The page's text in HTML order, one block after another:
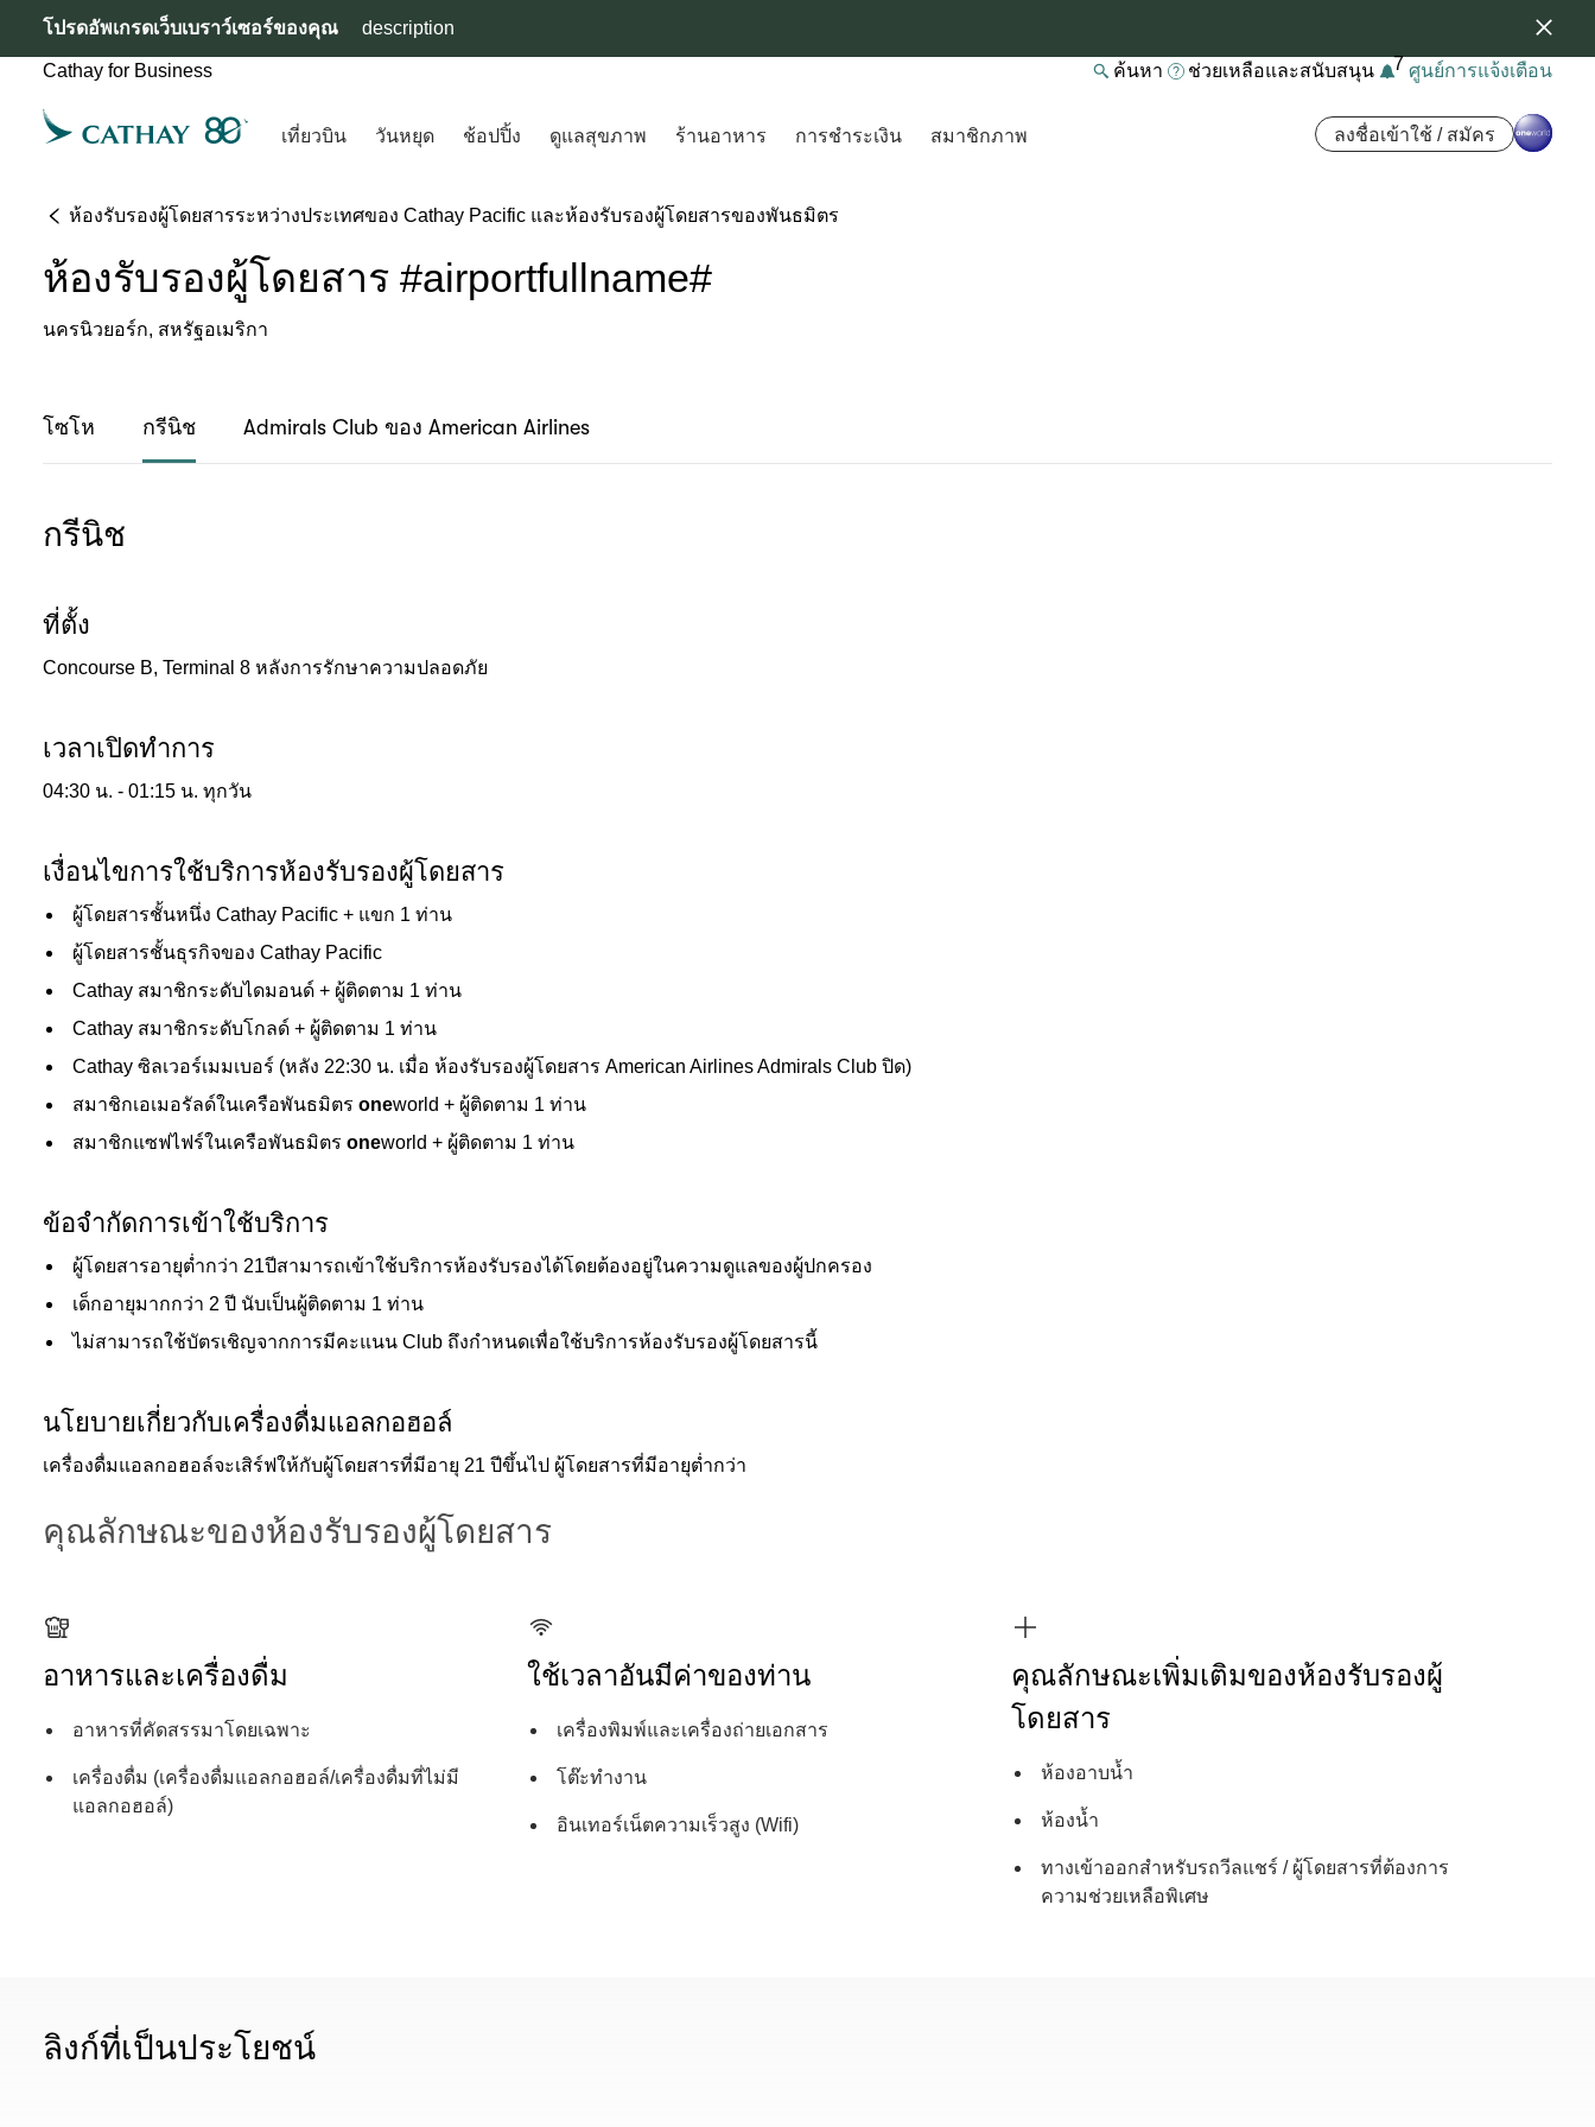
โปรดอัพเกรดเว็บเบราว์เซอร์ของคุณ description
Cathay for Business ค้นหา ช่วยเหลือและสนับสนุน 7 ศูนย์การแจ้งเตือน
เที่ยวบิน วันหยุด ช้อปปิ้ง ดูแลสุขภาพ ร้านอาหาร การชำระเงิน สมาชิกภาพ ลงชื่อเข้าใช้ / สมัคร
ห้องรับรองผู้โดยสารระหว่างประเทศของ Cathay Pacific และห้องรับรองผู้โดยสารของพันธมิตร
ห้องรับรองผู้โดยสาร #airportfullname#
นครนิวยอร์ก, สหรัฐอเมริกา
โซโห กรีนิช Admirals Club ของ American Airlines
กรีนิช
ที่ตั้ง
Concourse B, Terminal 8 หลังการรักษาความปลอดภัย
เวลาเปิดทำการ
04:30 น. - 01:15 น. ทุกวัน
เงื่อนไขการใช้บริการห้องรับรองผู้โดยสาร
ผู้โดยสารชั้นหนึ่ง Cathay Pacific + แขก 1 ท่าน
ผู้โดยสารชั้นธุรกิจของ Cathay Pacific
Cathay สมาชิกระดับไดมอนด์ + ผู้ติดตาม 1 ท่าน
Cathay สมาชิกระดับโกลด์ + ผู้ติดตาม 1 ท่าน
Cathay ซิลเวอร์เมมเบอร์ (หลัง 22:30 น. เมื่อ ห้องรับรองผู้โดยสาร American Airlines Admirals Club ปิด)
สมาชิกเอเมอรัลด์ในเครือพันธมิตรoneworld + ผู้ติดตาม 1 ท่าน
สมาชิกแซฟไฟร์ในเครือพันธมิตรoneworld + ผู้ติดตาม 1 ท่าน
ข้อจำกัดการเข้าใช้บริการ
ผู้โดยสารอายุต่ำกว่า 21ปีสามารถเข้าใช้บริการห้องรับรองได้โดยต้องอยู่ในความดูแลของผู้ปกครอง
เด็กอายุมากกว่า 2 ปี นับเป็นผู้ติดตาม 1 ท่าน
ไม่สามารถใช้บัตรเชิญจากการมีคะแนน Club ถึงกำหนดเพื่อใช้บริการห้องรับรองผู้โดยสารนี้
นโยบายเกี่ยวกับเครื่องดื่มแอลกอฮอล์
เครื่องดื่มแอลกอฮอล์จะเสิร์ฟให้กับผู้โดยสารที่มีอายุ 21 ปีขึ้นไป ผู้โดยสารที่มีอายุต่ำกว่า
คุณลักษณะของห้องรับรองผู้โดยสาร
อาหารและเครื่องดื่ม
อาหารที่คัดสรรมาโดยเฉพาะ
เครื่องดื่ม (เครื่องดื่มแอลกอฮอล์/เครื่องดื่มที่ไม่มี
แอลกอฮอล์)
ใช้เวลาอันมีค่าของท่าน
เครื่องพิมพ์และเครื่องถ่ายเอกสาร
โต๊ะทำงาน
อินเทอร์เน็ตความเร็วสูง (Wifi)
คุณลักษณะเพิ่มเติมของห้องรับรองผู้
โดยสาร
ห้องอาบน้ำ
ห้องน้ำ
ทางเข้าออกสำหรับรถวีลแชร์ / ผู้โดยสารที่ต้องการ
ความช่วยเหลือพิเศษ
ลิงก์ที่เป็นประโยชน์